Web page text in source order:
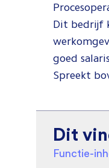
Dit bedrijf
goed
Spreekt
Dit
Functie-